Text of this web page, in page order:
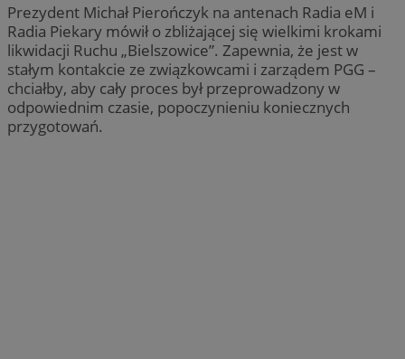
Prezydent Michał Pierończyk na antenach Radia eM i
Radia Piekary mówił o zbliżającej się wielkimi krokami
likwidacji Ruchu „Bielszowice”. Zapewnia, że jest w
stałym kontakcie ze związkowcami i zarządem PGG –
chciałby, aby cały proces był przeprowadzony w
odpowiednim czasie, popoczynieniu koniecznych
przygotowań.